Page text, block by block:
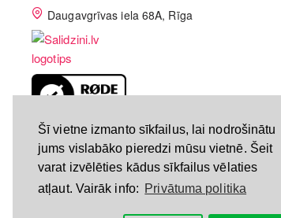
Šī vietne izmanto sīkfailus, lai nodrošinātu
jums vislabāko pieredzi mūsu vietnē. Šeit
varat izvēlēties kādus sīkfailus vēlaties
atļaut. Vairāk info: Privātuma politika
Daugavgrīvas iela 68A, Rīga
LV-A58C07DF